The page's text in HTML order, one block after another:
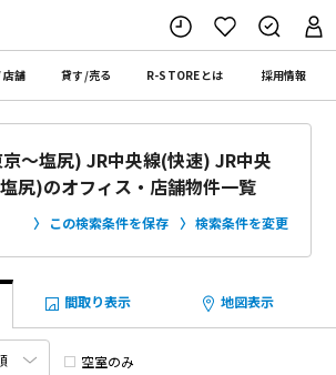
店舗 貸す/売る R-STOREとは 採用情報
〜塩尻) JR中央線(快速) JR中央
尻)のオフィス・店舗物件一覧
検索条件を変更
この検索条件を保存
間取り表示 地図表示
空室のみ